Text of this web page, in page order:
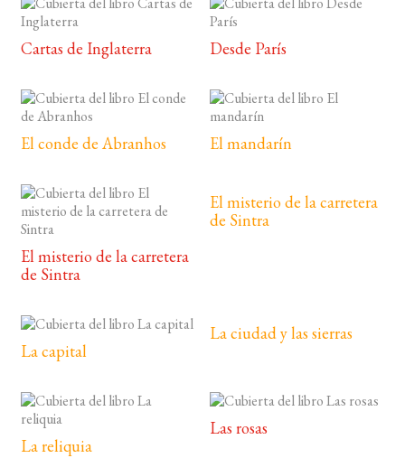
Cartas de Inglaterra Desde París
El conde de Abranhos El mandarín
El misterio de la carretera
de Sintra
El misterio de la carretera
de Sintra
La capital
La ciudad y las sierras
La reliquia
Las rosas